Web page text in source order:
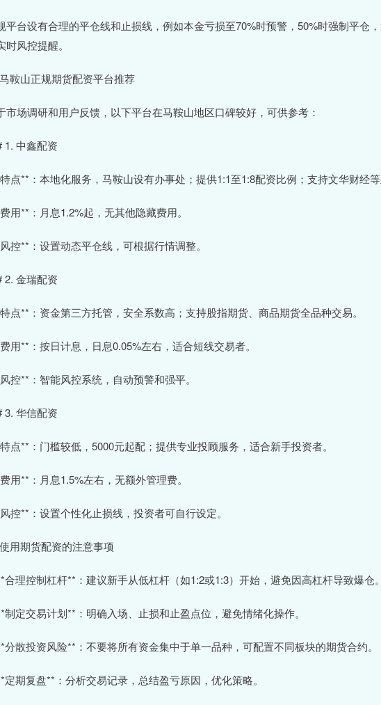
平台设有合理的平仓线和止损线，例如本金亏损至70%时预警，50%时强制平仓
时风控提醒。
鞍山正规期货配资平台推荐
市场调研和用户反馈，以下平台在马鞍山地区口碑较好，可供参考：
1. 中鑫配资
点**：本地化服务，马鞍山设有办事处；提供1:1至1:8配资比例；支持文华财经等
用**：月息1.2%起，无其他隐藏费用。
控**：设置动态平仓线，可根据行情调整。
2. 金瑞配资
点**：资金第三方托管，安全系数高；支持股指期货、商品期货全品种交易。
用**：按日计息，日息0.05%左右，适合短线交易者。
控**：智能风控系统，自动预警和强平。
3. 华信配资
点**：门槛较低，5000元起配；提供专业投顾服务，适合新手投资者。
用**：月息1.5%左右，无额外管理费。
控**：设置个性化止损线，投资者可自行设定。
用期货配资的注意事项
合理控制杠杆**：建议新手从低杠杆（如1:2或1:3）开始，避免因高杠杆导致爆仓。
制定交易计划**：明确入场、止损和止盈点位，避免情绪化操作。
分散投资风险**：不要将所有资金集中于单一品种，可配置不同板块的期货合约。
定期复盘**：分析交易记录，总结盈亏原因，优化策略。